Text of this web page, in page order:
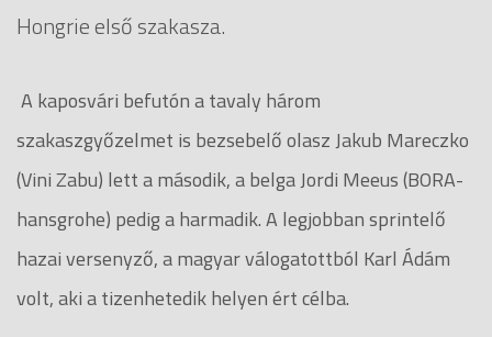
Hongrie első szakasza.
A kaposvári befutón a tavaly három
szakaszgyőzelmet is bezsebelő olasz Jakub Mareczko
(Vini Zabu) lett a második, a belga Jordi Meeus (BORA-
hansgrohe) pedig a harmadik. A legjobban sprintelő
hazai versenyző, a magyar válogatottból Karl Ádám
volt, aki a tizenhetedik helyen ért célba.